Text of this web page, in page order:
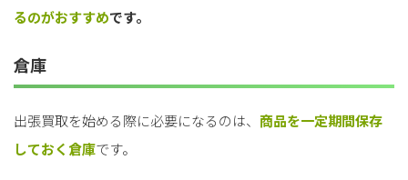
るのがおすすめです。
倉庫
出張買取を始める際に必要になるのは、 商品を一定期間保存
しておく倉庫です。